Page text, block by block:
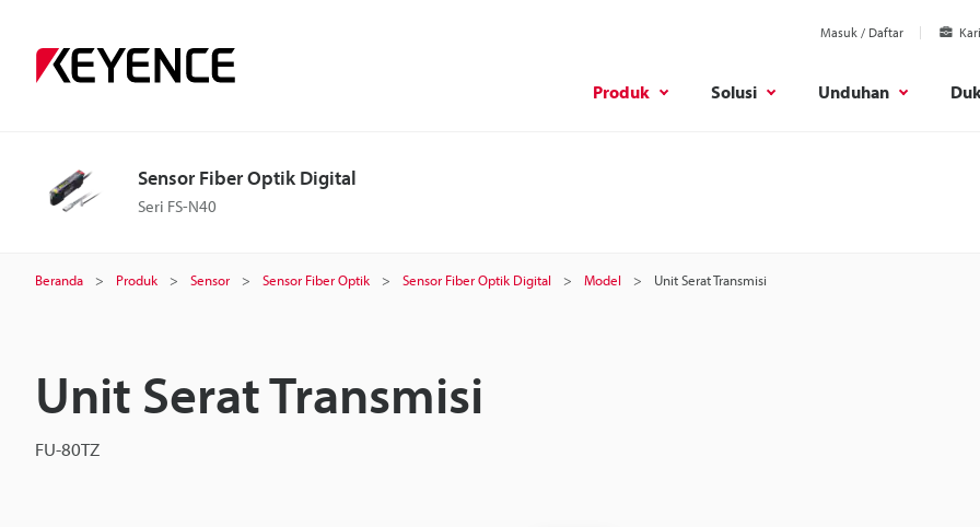
Masuk / Daftar
Produk Solusi Unduhan
Sensor Fiber Optik Digital
Seri FS-N40
Beranda Produk Sensor Sensor Fiber Optik Sensor Fiber Optik Digital Model Unit Serat Transmisi
Unit Serat Transmisi
FU-80TZ